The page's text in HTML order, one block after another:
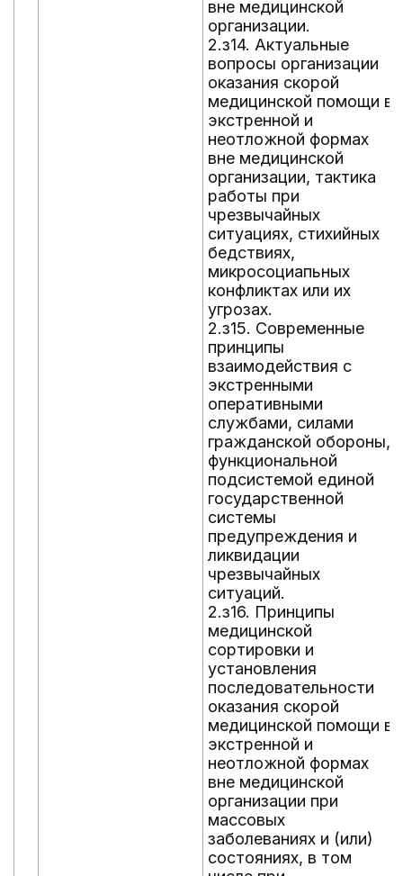
вне медицинской
организации.
2.з14. Актуальные
вопросы организации
оказания скорой
медицинской помощи в
экстренной и
неотложной формах
вне медицинской
организации, тактика
работы при
чрезвычайных
ситуациях, стихийных
бедствиях,
микросоциапьных
конфликтах или их
угрозах.
2.з15. Современные
принципы
взаимодействия с
экстренными
оперативными
службами, силами
гражданской обороны,
функциональной
подсистемой единой
государственной
системы
предупреждения и
ликвидации
чрезвычайных
ситуаций.
2.з16. Принципы
медицинской
сортировки и
установления
последовательности
оказания скорой
медицинской помощи в
экстренной и
неотложной формах
вне медицинской
организации при
массовых
заболеваниях и (или)
состояниях, в том